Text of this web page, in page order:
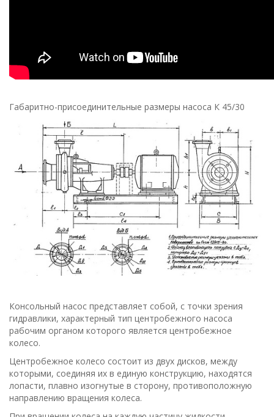
Габаритно-присоединительные размеры насоса К 45/30
Консольный насос представляет собой, с точки зрения
гидравлики, характерный тип центробежного насоса
рабочим органом которого является центробежное
колесо.
Центробежное колесо состоит из двух дисков, между
которыми, соединяя их в единую конструкцию, находятся
лопасти, плавно изогнутые в сторону, противоположную
направлению вращения колеса.